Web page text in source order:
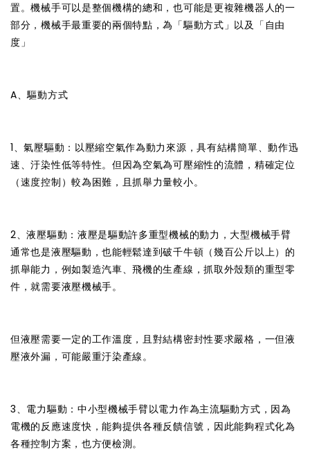
置。機械手可以是整個機構的總和，也可能是更複雜機器人的一
部分，機械手最重要的兩個特點，為「驅動方式」以及「自由
度」
A、驅動方式
1、氣壓驅動：以壓縮空氣作為動力來源，具有結構簡單、動作迅
速、汙染性低等特性。但因為空氣為可壓縮性的流體，精確定位
（速度控制）較為困難，且抓舉力量較小。
2、液壓驅動：液壓是驅動許多重型機械的動力，大型機械手臂
通常也是液壓驅動，也能輕鬆達到破千牛頓（幾百公斤以上）的
抓舉能力，例如製造汽車、飛機的生產線，抓取外殼類的重型零
件，就需要液壓機械手。
但液壓需要一定的工作溫度，且對結構密封性要求嚴格，一但液
壓液外漏，可能嚴重汙染產線。
3、電力驅動：中小型機械手臂以電力作為主流驅動方式，因為
電機的反應速度快，能夠提供各種反饋信號，因此能夠程式化為
各種控制方案，也方便檢測。